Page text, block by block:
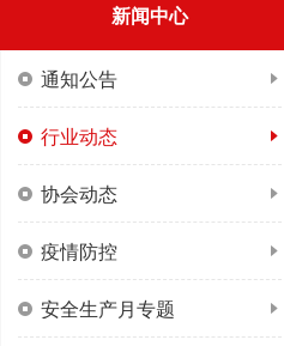
新闻中心
通知公告
行业动态
协会动态
疫情防控
安全生产月专题